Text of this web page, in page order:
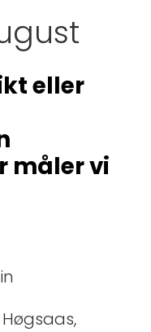
eller
måler vi